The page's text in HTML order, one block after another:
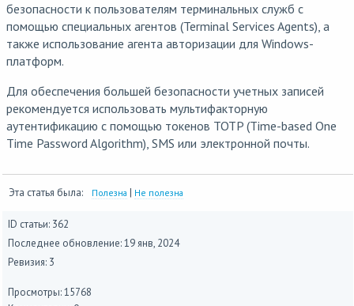
безопасности к пользователям терминальных служб с
помощью специальных агентов (Terminal Services Agents), а
также использование агента авторизации для Windows-
платформ.
Для обеспечения большей безопасности учетных записей
рекомендуется использовать мультифакторную
аутентификацию с помощью токенов TOTP (Time-based One
Time Password Algorithm), SMS или электронной почты.
Эта статья была: Полезна | Не полезна
ID статьи: 362
Последнее обновление:19 янв, 2024
Ревизия: 3
Просмотры: 15768